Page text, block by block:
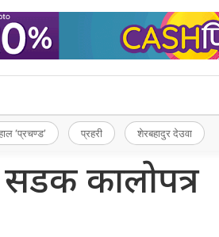
‘प्रचण्ड’ प्रहरी शेरबहादुर देउवा
सडक कालोपत्र